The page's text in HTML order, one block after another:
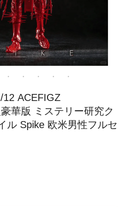
ACEFIGZ
華版 ミステリー研究ク
ル Spike 欧米男性フルセ